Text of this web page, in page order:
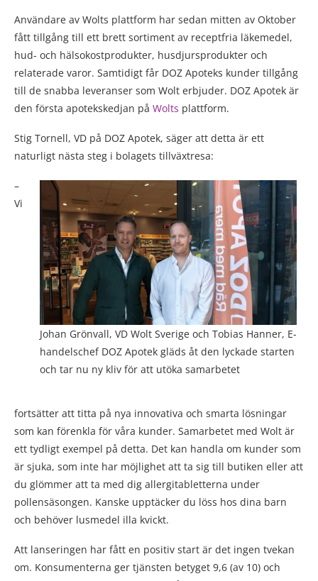
Användare av Wolts plattform har sedan mitten av Oktober
fått tillgång till ett brett sortiment av receptfria läkemedel,
hud- och hälsokostprodukter, husdjursprodukter och
relaterade varor. Samtidigt får DOZ Apoteks kunder tillgång
till de snabba leveranser som Wolt erbjuder. DOZ Apotek är
den första apotekskedjan på Wolts plattform.
Stig Tornell, VD på DOZ Apotek, säger att detta är ett
naturligt nästa steg i bolagets tillväxtresa:
Johan Grönvall, VD Wolt Sverige och Tobias Hanner, E-
handelschef DOZ Apotek gläds åt den lyckade starten
och tar nu ny kliv för att utöka samarbetet
–
Vi
fortsätter att titta på nya innovativa och smarta lösningar
som kan förenkla för våra kunder. Samarbetet med Wolt är
ett tydligt exempel på detta. Det kan handla om kunder som
är sjuka, som inte har möjlighet att ta sig till butiken eller att
du glömmer att ta med dig allergitabletterna under
pollensäsongen. Kanske upptäcker du löss hos dina barn
och behöver lusmedel illa kvickt.
Att lanseringen har fått en positiv start är det ingen tvekan
om. Konsumenterna ger tjänsten betyget 9,6 (av 10) och